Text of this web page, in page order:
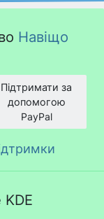
Навіщо
Підтримати за
допомогою
PayPal
KDE